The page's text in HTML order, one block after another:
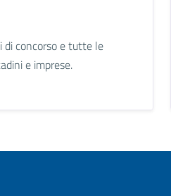
di concorso e tutte le
e imprese.